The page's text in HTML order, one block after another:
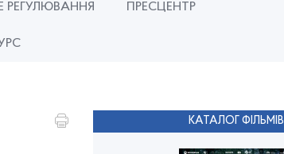
РЕГУЛЮВАННЯ ПРЕСЦЕНТР
КАТАЛОГ ФІЛЬМІВ